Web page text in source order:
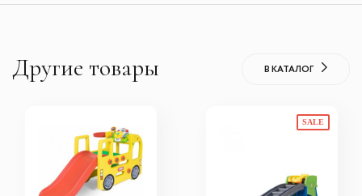
Другие товары В КАТАЛОГ
SALE